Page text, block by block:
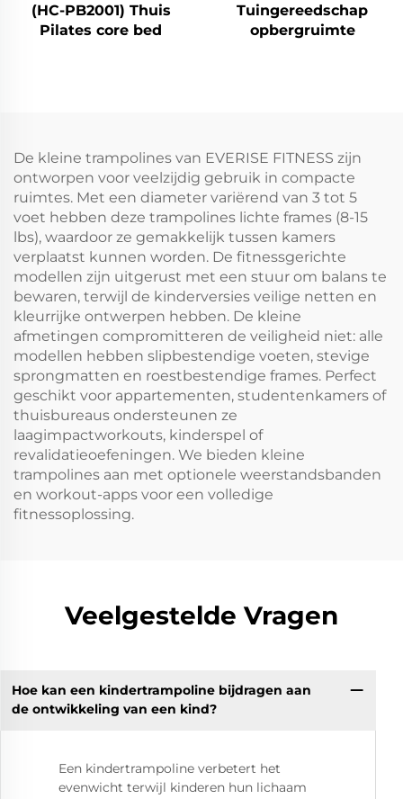
(HC-PB2001) Thuis
Pilates core bed
Tuingereedschap
opbergruimte
De kleine trampolines van EVERISE FITNESS zijn
ontworpen voor veelzijdig gebruik in compacte
ruimtes. Met een diameter variërend van 3 tot 5
voet hebben deze trampolines lichte frames (8-15
lbs), waardoor ze gemakkelijk tussen kamers
verplaatst kunnen worden. De fitnessgerichte
modellen zijn uitgerust met een stuur om balans te
bewaren, terwijl de kinderversies veilige netten en
kleurrijke ontwerpen hebben. De kleine
afmetingen compromitteren de veiligheid niet: alle
modellen hebben slipbestendige voeten, stevige
sprongmatten en roestbestendige frames. Perfect
geschikt voor appartementen, studentenkamers of
thuisbureaus ondersteunen ze
laagimpactworkouts, kinderspel of
revalidatieoefeningen. We bieden kleine
trampolines aan met optionele weerstandsbanden
en workout-apps voor een volledige
fitnessoplossing.
Veelgestelde Vragen
Hoe kan een kindertrampoline bijdragen aan
de ontwikkeling van een kind?
Een kindertrampoline verbetert het
evenwicht terwijl kinderen hun lichaam